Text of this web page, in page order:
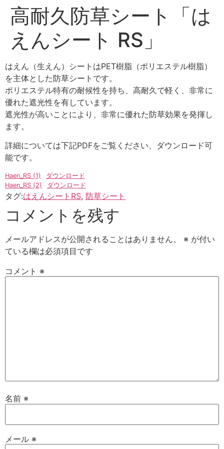
高耐久防草シート「は
えんシート RS」
はえん（生えん）シートはPET樹脂（ポリエステル樹脂）
を主体とした防草シートです。
ポリエステル特有の耐候性を持ち、高耐久で軽く、非常に
優れた遮光性を有しています。
遮光性が高いことにより、非常に優れた防草効果を発揮し
ます。
詳細については下記PDFをご覧ください、ダウンロード可
能です。
Haen_RS (1)
ダウンロード
Haen_RS (2)
ダウンロード
タグ:はえんシートRS, 防草シート
コメントを残す
メールアドレスが公開されることはありません。 ※ が付い
ている欄は必須項目です
コメント ※
名前 ※
メール ※